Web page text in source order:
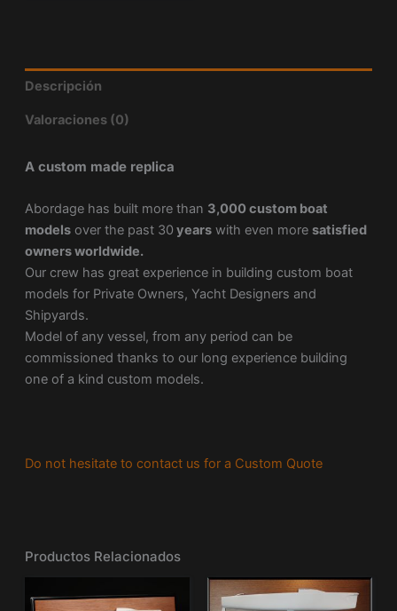
Descripción
Valoraciones (0)
A custom made replica
Abordage has built more than 3,000 custom boat
modelsover the past 30 yearswith even more satisfied
owners worldwide.
Our crew has great experience in building custom boat
models for Private Owners, Yacht Designers and
Shipyards.
Model of any vessel, from any period can be
commissioned thanks to our long experience building
one of a kind custom models.
Do not hesitate to contact us for a Custom Quote
Productos Relacionados